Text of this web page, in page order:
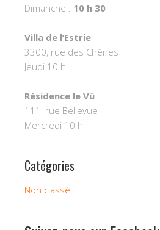
Dimanche : 10 h 30
Villa de l’Estrie
3300, rue des Chênes
Jeudi 10 h
Résidence le Vü
111, rue Bellevue
Mercredi 10 h
Catégories
Non classé